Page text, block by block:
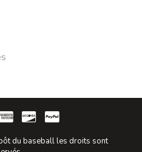
du baseball les droits sont